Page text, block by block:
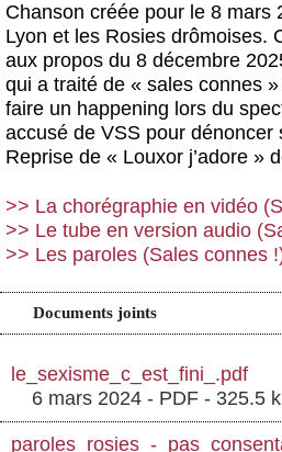
Chanson créée pour le 8 mars
Lyon et les Rosies drômoises.
aux propos du 8 décembre
qui a traité de « sales connes
faire un happening lors du
accusé de VSS pour dénoncer
Reprise de « Louxor j’adore »
>> La chorégraphie en vidéo
>> Le tube en version audio
>> Les paroles (Sales connes
Documents joints
le_sexisme_c_est_fini_.pdf
6 mars 2024 - PDF - 325.5
paroles_rosies_-